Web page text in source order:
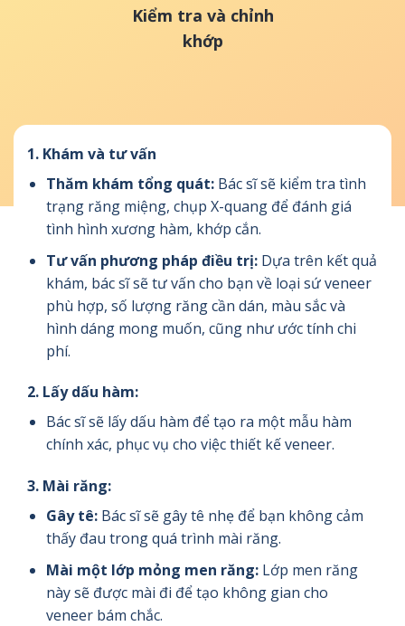
Kiểm tra và chỉnh
khớp
1. Khám và tư vấn
Thăm khám tổng quát:Bác sĩ sẽ kiểm tra tình
trạng răng miệng, chụp X-quang để đánh giá
tình hình xương hàm, khớp cắn.
Tư vấn phương pháp điều trị:Dựa trên kết quả
khám, bác sĩ sẽ tư vấn cho bạn về loại sứ veneer
phù hợp, số lượng răng cần dán, màu sắc và
hình dáng mong muốn, cũng như ước tính chi
phí.
2. Lấy dấu hàm:
Bác sĩ sẽ lấy dấu hàm để tạo ra một mẫu hàm
chính xác, phục vụ cho việc thiết kế veneer.
3. Mài răng:
Gây tê:Bác sĩ sẽ gây tê nhẹ để bạn không cảm
thấy đau trong quá trình mài răng.
Mài một lớp mỏng men răng:Lớp men răng
này sẽ được mài đi để tạo không gian cho
veneer bám chắc.